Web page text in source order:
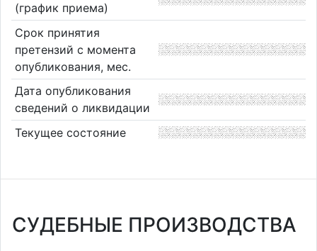
(график приема)
Срок принятия
претензий с момента
опубликования, мес.
Дата опубликования
сведений о ликвидации
Текущее состояние
СУДЕБНЫЕ ПРОИЗВОДСТВА